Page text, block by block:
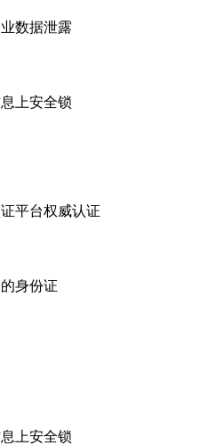
数据泄露
上安全锁
平台权威认证
身份证
上安全锁